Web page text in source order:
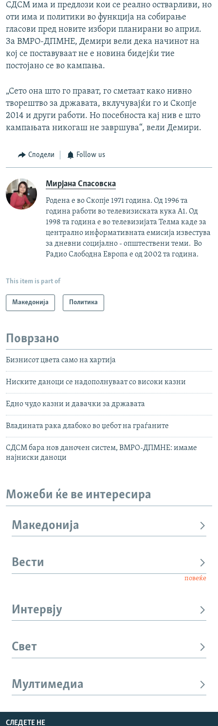
СДСМ има и предлози кои се реално остварливи, но
оти има и политики во функција на собирање
гласови пред новите избори планирани во април.
За ВМРО-ДПМНЕ, Демири вели дека начинот на
кој се поставуваат не е новина бидејќи тие
постојано се во кампања.
„Сето она што го прават, го сметаат како нивно
творештво за државата, вклучувајќи го и Скопје
2014 и други работи. Но посебноста кај нив е што
кампањата никогаш не завршува“, вели Демири.
Сподели Follow us
Мирјана Спасовска
Родена е во Скопје 1971 година. Од 1996 та
година работи во телевизиската кука А1. Од
1998 та година е во телевизијата Телма каде за
централно информативната емисија известува
за дневни социјално - општествени теми. Во
Радио Слободна Европа е од 2002 та година.
This item is part of
Македонија Политика
Поврзано
Бизнисот цвета само на хартија
Ниските даноци се надополнуваат со високи казни
Едно чудо казни и давачки за државата
Владината рака длабоко во џебот на граѓаните
СДСМ бара нов даночен систем, ВМРО-ДПМНЕ: имаме
најниски даноци
Можеби ќе ве интересира
Македонија
Вести
повеќе
Интервју
Свет
Мултимедиа
СЛЕДЕТЕ НЕ